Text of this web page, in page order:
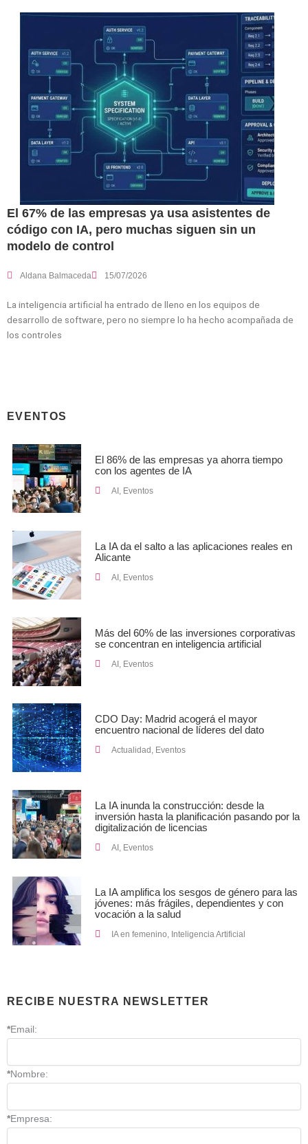
El 67% de las empresas ya usa asistentes de
código con IA, pero muchas siguen sin un
modelo de control
Aldana Balmaceda 15/07/2026
La inteligencia artificial ha entrado de lleno en los equipos de
desarrollo de software, pero no siempre lo ha hecho acompañada de
los controles
EVENTOS
El 86% de las empresas ya ahorra tiempo
con los agentes de IA
AI , Eventos
La IA da el salto a las aplicaciones reales en
Alicante
AI , Eventos
Más del 60% de las inversiones corporativas
se concentran en inteligencia artificial
AI Eventos
CDO Day: Madrid acogerá el mayor
encuentro nacional de líderes del dato
Actualidad , Eventos
La IA inunda la construcción: desde la
inversión hasta la planificación pasando por la
digitalización de licencias
AI , Eventos
La IA amplifica los sesgos de género para las
jóvenes: más frágiles, dependientes y con
vocación a la salud
IA en femenino Inteligencia Artificial
RECIBE NUESTRA NEWSLETTER
*Email:
*Nombre:
*Empresa: